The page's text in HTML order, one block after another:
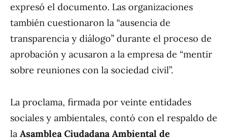
expresó el documento. Las organizaciones
también cuestionaron la “ausencia de
transparencia y diálogo” durante el proceso de
aprobación y acusaron a la empresa de “mentir
sobre reuniones con la sociedad civil”.
La proclama, firmada por veinte entidades
sociales y ambientales, contó con el respaldo de
la Asamblea Ciudadana Ambiental de